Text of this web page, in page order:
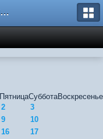
Кают-Компания "Катера и Яхты"
ПятницаСубботаВоскресенье
2
3
9
10
16
17